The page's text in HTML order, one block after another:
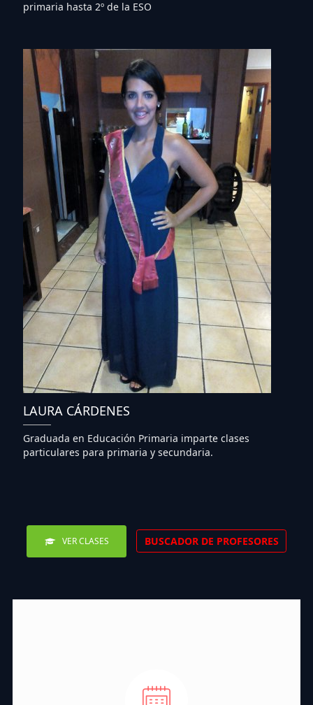
primaria hasta 2º de la ESO
LAURA CÁRDENES
Graduada en Educación Primaria imparte clases
particulares para primaria y secundaria.
VER CLASES BUSCADOR DE PROFESORES